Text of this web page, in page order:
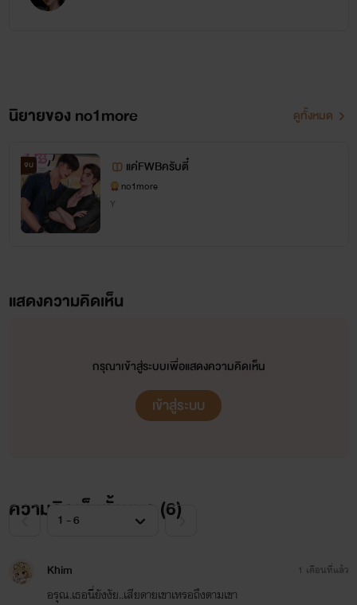
นิยายของ no1more ดูทั้งหมด
จบ แค่FWBครับตี๋
no1more
Y
แสดงความคิดเห็น
กรุณาเข้าสู่ระบบเพื่อแสดงความคิดเห็น
เข้าสู่ระบบ
ความคิดเห็นทั้งหมด (6)
Khim
อรุณ.เธอนี่ยังงัย..เสียดายเขาเหรอถึงตามเขา
1 เดือนที่แล้ว